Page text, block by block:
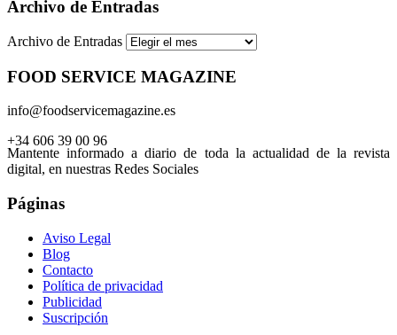
Archivo de Entradas
Archivo de Entradas
FOOD SERVICE MAGAZINE
info@foodservicemagazine.es
+34 606 39 00 96
Mantente informado a diario de toda la actualidad de la revista
digital, en nuestras Redes Sociales
Páginas
Aviso Legal
Blog
Contacto
Política de privacidad
Publicidad
Suscripción